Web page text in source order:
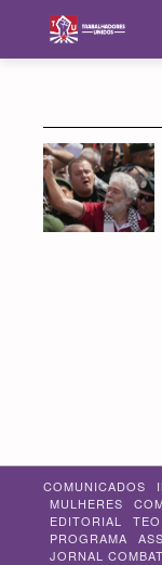
COMUNICADOS
MULHERES
EDITORIAL
PROGRAMA
JORNAL